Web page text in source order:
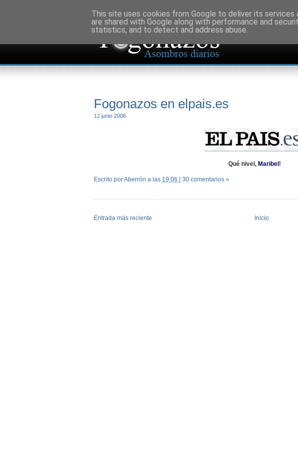
Fogonazos en elpais.es
12 junio 2006
Qué nivel, Maribel!
Escrito por Aberrón a las 19:06 | 30 comentarios »
Entrada más reciente Inicio
This site uses cookies from Google to deliver its services
are shared with Google along with performance and
statistics, and to detect and address abuse.